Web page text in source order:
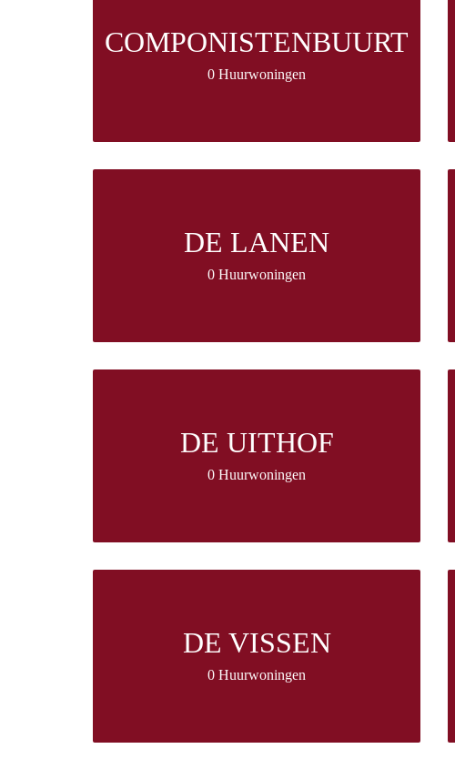
COMPONISTENBUURT
0 Huurwoningen
DE LANEN
0 Huurwoningen
DE UITHOF
0 Huurwoningen
DE VISSEN
0 Huurwoningen